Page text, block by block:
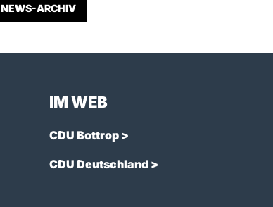
NEWS-ARCHIV
IM WEB
CDU Bottrop >
CDU Deutschland >